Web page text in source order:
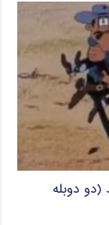
دوبله